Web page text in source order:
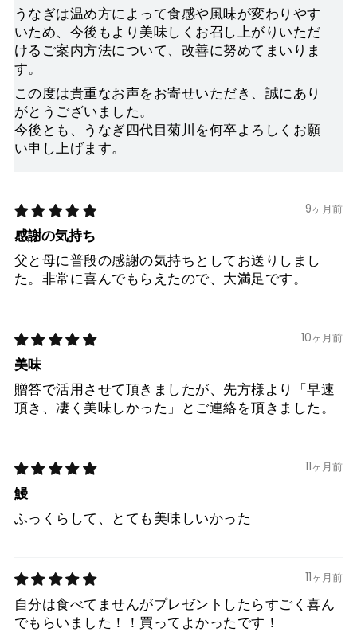
うなぎは温め方によって食感や風味が変わりやす
いため、今後もより美味しくお召し上がりいただ
けるご案内方法について、改善に努めてまいりま
す。
この度は貴重なお声をお寄せいただき、誠にあり
がとうございました。
今後とも、うなぎ四代目菊川を何卒よろしくお願
い申し上げます。
9ヶ月前
感謝の気持ち
父と母に普段の感謝の気持ちとしてお送りしまし
た。非常に喜んでもらえたので、大満足です。
10ヶ月前
美味
贈答で活用させて頂きましたが、先方様より「早速
頂き、凄く美味しかった」とご連絡を頂きました。
11ヶ月前
鰻
ふっくらして、とても美味しいかった
11ヶ月前
自分は食べてませんがプレゼントしたらすごく喜ん
でもらいました！！買ってよかったです！